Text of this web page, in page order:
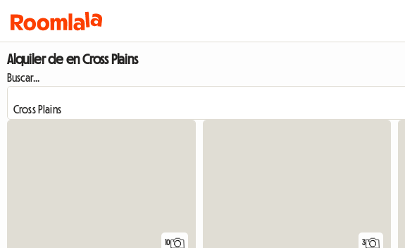
Alquiler de en Cross Plains
Buscar...
10 3